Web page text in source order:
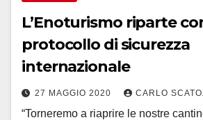
L’Enoturismo riparte
protocollo di sicurezza
internazionale
27 MAGGIO 2020 CARLO
“Torneremo a riaprire le nostre